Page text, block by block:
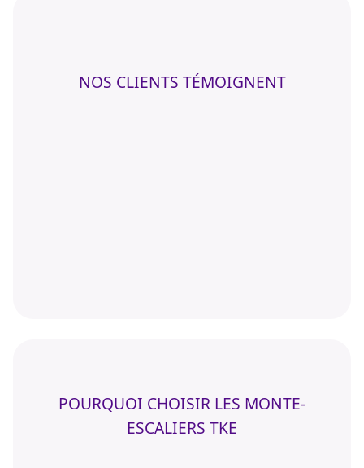
NOS CLIENTS TÉMOIGNENT
POURQUOI CHOISIR LES MONTE-
ESCALIERS TKE